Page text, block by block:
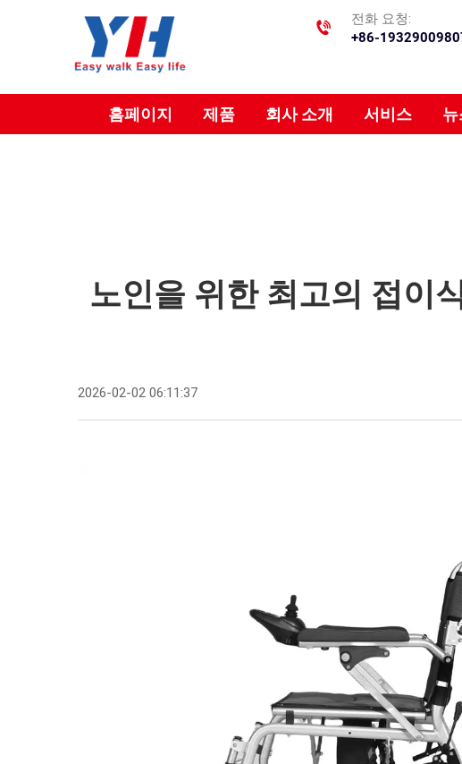
전화 요청:
+86-
홈페이지 제품 회사 소개 서비스
노인을 위한 최고의 접이
2026-02-02 06:11:37